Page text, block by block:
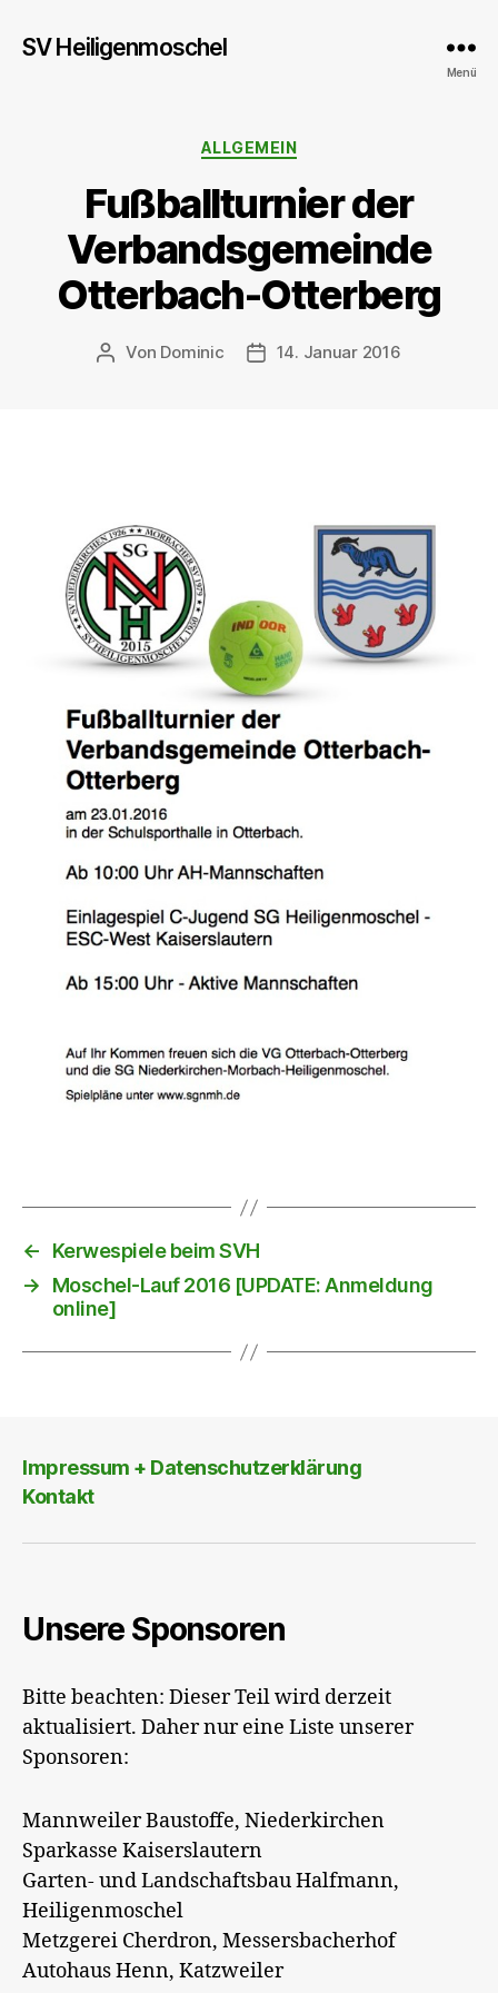
SV Heiligenmoschel
Menü
Kategorien
ALLGEMEIN
Fußballturnier der
Verbandsgemeinde
Otterbach-Otterberg
Beitragsautor
Von Dominic Veröffentlichungsdatum
14. Januar 2016
←
Kerwespiele beim SVH
→
Moschel-Lauf 2016 [UPDATE: Anmeldung
online]
Impressum + Datenschutzerklärung
Kontakt
Unsere Sponsoren
Bitte beachten: Dieser Teil wird derzeit
aktualisiert. Daher nur eine Liste unserer
Sponsoren:
Mannweiler Baustoffe, Niederkirchen
Sparkasse Kaiserslautern
Garten- und Landschaftsbau Halfmann,
Heiligenmoschel
Metzgerei Cherdron, Messersbacherhof
Autohaus Henn, Katzweiler